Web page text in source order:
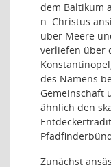
dem Baltikum
n. Christus
über Meere
verliefen über
des Namens
Gemeinschaft
ähnlich den
Zunächst